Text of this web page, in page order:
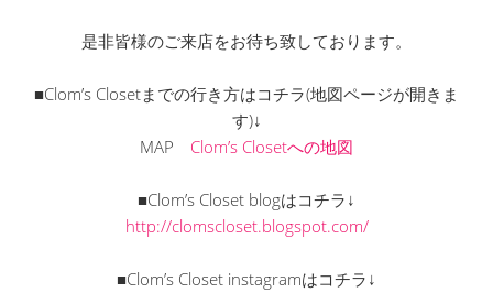
是非皆様のご来店をお待ち致しております。
■Clom’s Closetまでの行き方はコチラ(地図ページが開きま
す)↓
MAP Clom’s Closetへの地図
■Clom’s Closet blogはコチラ↓
http://clomscloset.blogspot.com/
■Clom’s Closet instagramはコチラ↓